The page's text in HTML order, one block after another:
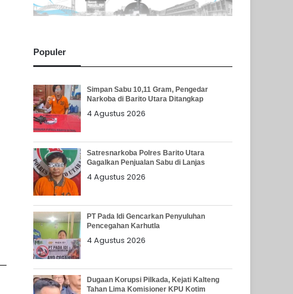
Populer
Simpan Sabu 10,11 Gram, Pengedar
Narkoba di Barito Utara Ditangkap
4 Agustus 2026
Satresnarkoba Polres Barito Utara
Gagalkan Penjualan Sabu di Lanjas
4 Agustus 2026
PT Pada Idi Gencarkan Penyuluhan
Pencegahan Karhutla
4 Agustus 2026
Dugaan Korupsi Pilkada, Kejati Kalteng
Tahan Lima Komisioner KPU Kotim